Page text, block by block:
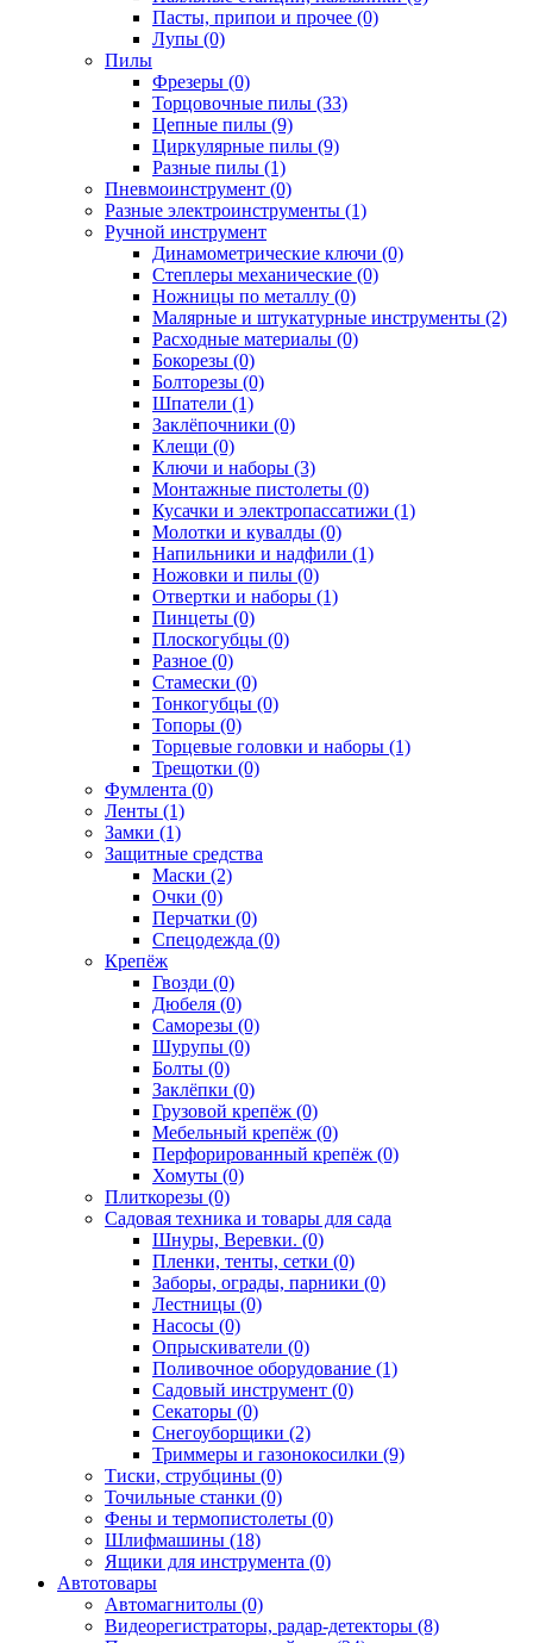
Пасты, припои и прочее (0)
Лупы (0)
Пилы
Фрезеры (0)
Торцовочные пилы (33)
Цепные пилы (9)
Циркулярные пилы (9)
Разные пилы (1)
Пневмоинструмент (0)
Разные электроинструменты (1)
Ручной инструмент
Динамометрические ключи (0)
Степлеры механические (0)
Ножницы по металлу (0)
Малярные и штукатурные инструменты (2)
Расходные материалы (0)
Бокорезы (0)
Болторезы (0)
Шпатели (1)
Заклёпочники (0)
Клещи (0)
Ключи и наборы (3)
Монтажные пистолеты (0)
Кусачки и электропассатижи (1)
Молотки и кувалды (0)
Напильники и надфили (1)
Ножовки и пилы (0)
Отвертки и наборы (1)
Пинцеты (0)
Плоскогубцы (0)
Разное (0)
Стамески (0)
Тонкогубцы (0)
Топоры (0)
Торцевые головки и наборы (1)
Трещотки (0)
Фумлента (0)
Ленты (1)
Замки (1)
Защитные средства
Маски (2)
Очки (0)
Перчатки (0)
Спецодежда (0)
Крепёж
Гвозди (0)
Дюбеля (0)
Саморезы (0)
Шурупы (0)
Болты (0)
Заклёпки (0)
Грузовой крепёж (0)
Мебельный крепёж (0)
Перфорированный крепёж (0)
Хомуты (0)
Плиткорезы (0)
Садовая техника и товары для сада
Шнуры, Веревки. (0)
Пленки, тенты, сетки (0)
Заборы, ограды, парники (0)
Лестницы (0)
Насосы (0)
Опрыскиватели (0)
Поливочное оборудование (1)
Садовый инструмент (0)
Секаторы (0)
Снегоуборщики (2)
Триммеры и газонокосилки (9)
Тиски, струбцины (0)
Точильные станки (0)
Фены и термопистолеты (0)
Шлифмашины (18)
Ящики для инструмента (0)
Автотовары
Автомагнитолы (0)
Видеорегистраторы, радар-детекторы (8)